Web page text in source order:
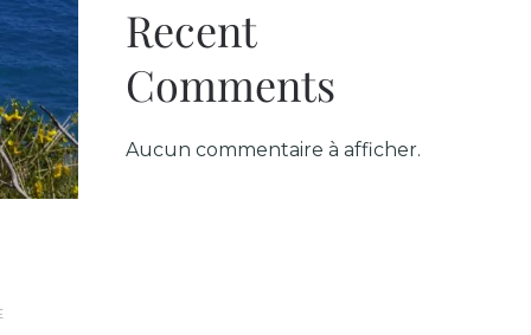
Recent
Comments
Aucun commentaire à afficher.